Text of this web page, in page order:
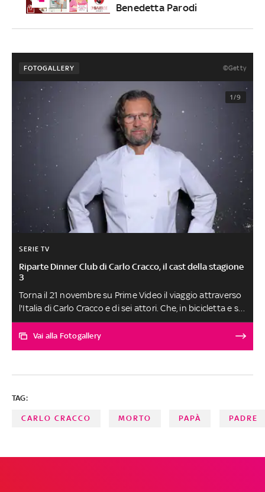
Benedetta Parodi
FOTOGALLERY ©Getty
1/9
SERIE TV
Riparte Dinner Club di Carlo Cracco, il cast della stagione
3
Torna il 21 novembre su Prime Video il viaggio attraverso
l'Italia di Carlo Cracco e di sei attori. Che, in bicicletta e su
un camper vintage, viaggeranno lungo l’Appia Antica,
partendo da Roma e attraversando Lazio, Campania e
Vai alla Fotogallery
TAG:
CARLO CRACCO MORTO PAPÀ PADRE